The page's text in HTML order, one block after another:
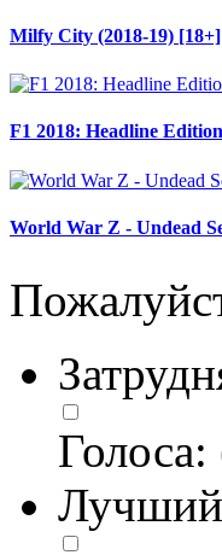
Milfy City (2018-19) [18+]
F1 2018: Headline
World War Z - Undead
Голоса:
Лучший